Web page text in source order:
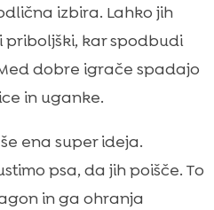
izbira. Lahko jih
kar spodbudi
dobre igrače spadajo
in uganke.
ena super ideja.
psa, da jih poišče. To
in ga ohranja